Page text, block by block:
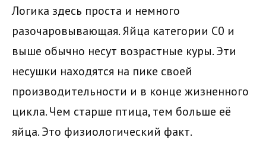
Логика здесь проста и немного
разочаровывающая. Яйца категории С0 и
выше обычно несут возрастные куры. Эти
несушки находятся на пике своей
производительности и в конце жизненного
цикла. Чем старше птица, тем больше её
яйца. Это физиологический факт.